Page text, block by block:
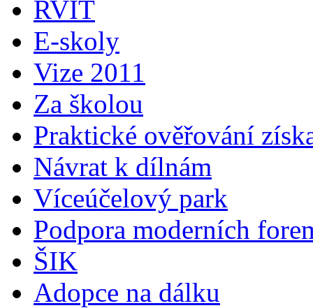
RVIT
E-skoly
Vize 2011
Za školou
Praktické ověřování
Návrat k dílnám
Víceúčelový park
Podpora moderních
ŠIK
Adopce na dálku